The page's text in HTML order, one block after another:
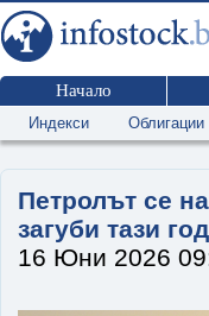
Начало
Индекси Облигации
Петролът се
загуби тази
16 Юни 2026